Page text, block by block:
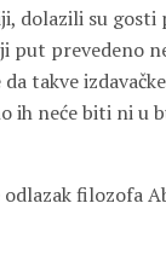
dolazili su gosti
put prevedeno
takve
ih neće biti ni
filozofa